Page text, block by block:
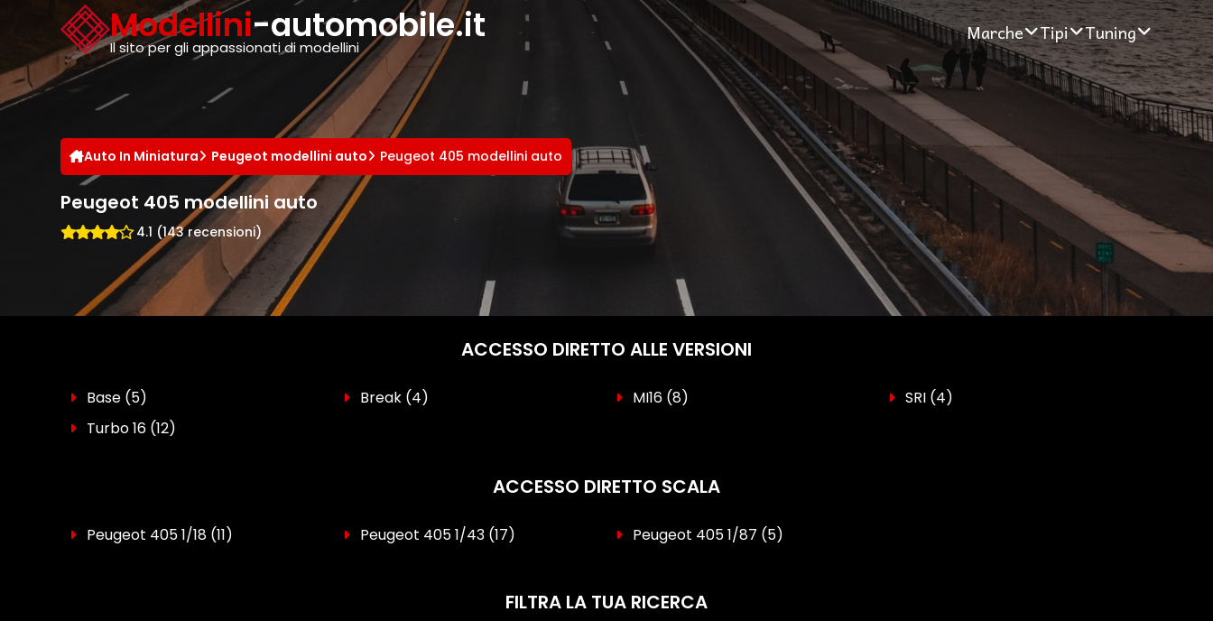
Modellini-automobile.it
Il sito per gli appassionati di modellini
Marche Tipi Tuning
Auto In Miniatura Peugeot modellini auto Peugeot 405 modellini auto
Peugeot 405 modellini auto
4.1 (143 recensioni)
ACCESSO DIRETTO ALLE VERSIONI
Base (5) Break (4) MI16 (8) SRI (4)
Turbo 16 (12)
ACCESSO DIRETTO SCALA
Peugeot 405 1/18 (11) Peugeot 405 1/43 (17) Peugeot 405 1/87 (5)
FILTRA LA TUA RICERCA
Cookies management panel